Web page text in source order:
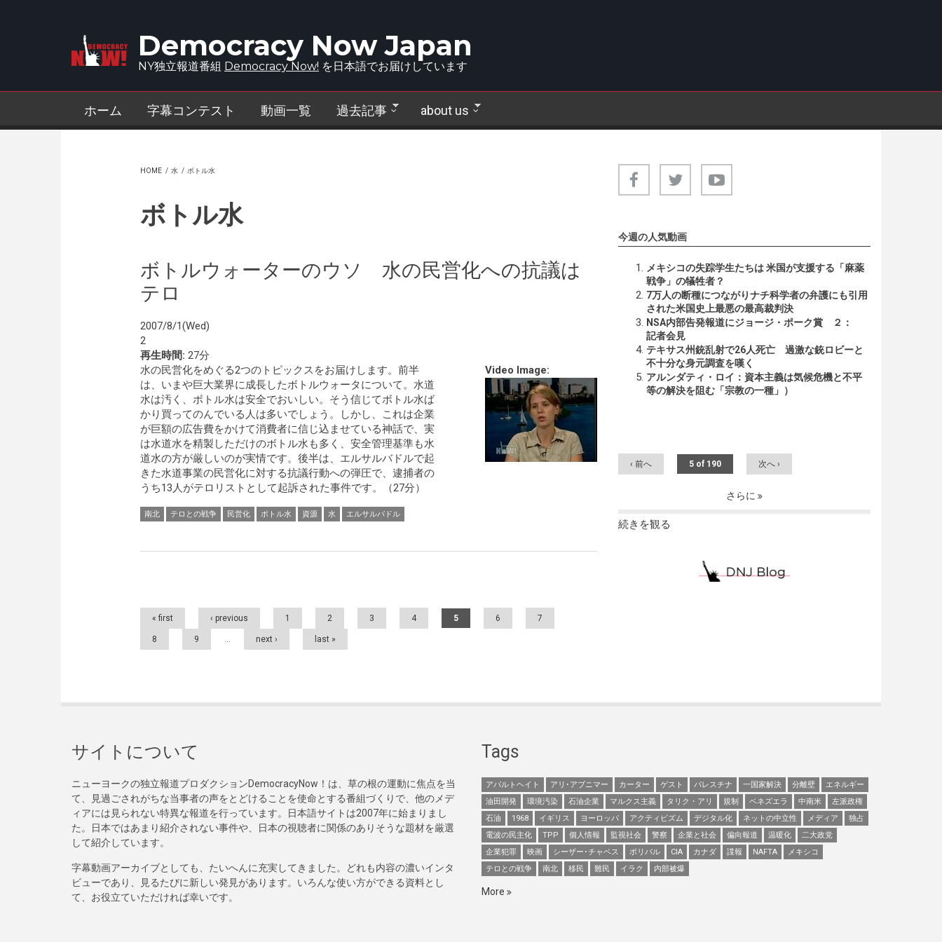
Democracy Now Japan
NY独立報道番組 Democracy Now! を日本語でお届けしています
ホーム 字幕コンテスト 動画一覧 過去記事 about us
HOME / 水 / ボトル水
ボトル水
ボトルウォーターのウソ 水の民営化への抗議は
テロ
2007/8/1(Wed)
2
再生時間: 27分
Video Image:
水の民営化をめぐる2つのトピックスをお届けします。前半
は、いまや巨大業界に成長したボトルウォータについて。水道
水は汚く、ボトル水は安全でおいしい。そう信じてボトル水ば
かり買ってのんでいる人は多いでしょう。しかし、これは企業
が巨額の広告費をかけて消費者に信じ込ませている神話で、実
は水道水を精製しただけのボトル水も多く、安全管理基準も水
道水の方が厳しいのが実情です。後半は、エルサルバドルで起
きた水道事業の民営化に対する抗議行動への弾圧で、逮捕者の
うち13人がテロリストとして起訴された事件です。（27分）
南北 テロとの戦争 民営化 ボトル水 資源 水 エルサルバドル
Pages
« first ‹ previous 1 2 3 4 5 6 7
8 9 … next › last »
今週の人気動画
メキシコの失踪学生たちは 米国が支援する「麻薬
戦争」の犠牲者？
7万人の断種につながりナチ科学者の弁護にも引用
された米国史上最悪の最高裁判決
NSA内部告発報道にジョージ・ポーク賞 ２：
記者会見
テキサス州銃乱射で26人死亡 過激な銃ロビーと
不十分な身元調査を嘆く
アルンダティ・ロイ：資本主義は気候危機と不平
等の解決を阻む「宗教の一種」）
‹ 前へ 5 of 190 次へ ›
さらに
続きを観る
サイトについて
ニューヨークの独立報道プロダクションDemocracyNow！は、草の根の運動に焦点を当
て、見過ごされがちな当事者の声をとどけることを使命とする番組づくりで、他のメデ
ィアには見られない特異な報道を行っています。日本語サイトは2007年に始まりまし
た。日本ではあまり紹介されない事件や、日本の視聴者に関係のありそうな題材を厳選
して紹介しています。
字幕動画アーカイブとしても、たいへんに充実してきました。どれも内容の濃いインタ
ビューであり、見るたびに新しい発見があります。いろんな使い方ができる資料とし
て、お役立ていただければ幸いです。
Tags
アパルトヘイト アリ･アブニマー カーター ゲスト パレスチナ 一国家解決 分離壁
エネルギー
油田開発
環境汚染 石油企業 マルクス主義 タリク・アリ 規制 ベネズエラ 中南米
左派政権
石油
1968 イギリス ヨーロッパ アクティビズム デジタル化 ネットの中立性 メディア
独占
電波の民主化
TPP 個人情報 監視社会 警察 企業と社会 偏向報道 温暖化
二大政党
企業犯罪
映画 シーザー･チャベス ボリバル CIA カナダ 諜報 NAFTA
メキシコ
テロとの戦争
南北 移民 難民 イラク 内部被爆
More